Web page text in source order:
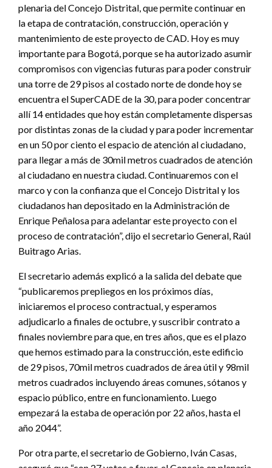
plenaria del Concejo Distrital, que permite continuar en
la etapa de contratación, construcción, operación y
mantenimiento de este proyecto de CAD. Hoy es muy
importante para Bogotá, porque se ha autorizado asumir
compromisos con vigencias futuras para poder construir
una torre de 29 pisos al costado norte de donde hoy se
encuentra el SuperCADE de la 30, para poder concentrar
allí 14 entidades que hoy están completamente dispersas
por distintas zonas de la ciudad y para poder incrementar
en un 50 por ciento el espacio de atención al ciudadano,
para llegar a más de 30mil metros cuadrados de atención
al ciudadano en nuestra ciudad. Continuaremos con el
marco y con la confianza que el Concejo Distrital y los
ciudadanos han depositado en la Administración de
Enrique Peñalosa para adelantar este proyecto con el
proceso de contratación”, dijo el secretario General, Raúl
Buitrago Arias.
El secretario además explicó a la salida del debate que
“publicaremos prepliegos en los próximos días,
iniciaremos el proceso contractual, y esperamos
adjudicarlo a finales de octubre, y suscribir contrato a
finales noviembre para que, en tres años, que es el plazo
que hemos estimado para la construcción, este edificio
de 29 pisos, 70mil metros cuadrados de área útil y 98mil
metros cuadrados incluyendo áreas comunes, sótanos y
espacio público, entre en funcionamiento. Luego
empezará la estaba de operación por 22 años, hasta el
año 2044”.
Por otra parte, el secretario de Gobierno, Iván Casas,